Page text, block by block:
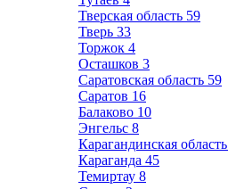
Тверская область 59
Тверь 33
Торжок 4
Осташков 3
Саратовская область 59
Саратов 16
Балаково 10
Энгельс 8
Карагандинская область
Караганда 45
Темиртау 8